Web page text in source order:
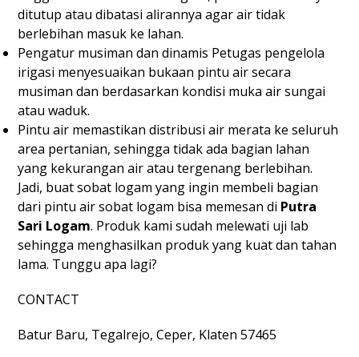
ditutup atau dibatasi alirannya agar air tidak
berlebihan masuk ke lahan.
Pengatur musiman dan dinamis Petugas pengelola
irigasi menyesuaikan bukaan pintu air secara
musiman dan berdasarkan kondisi muka air sungai
atau waduk.
Pintu air memastikan distribusi air merata ke seluruh
area pertanian, sehingga tidak ada bagian lahan
yang kekurangan air atau tergenang berlebihan.
Jadi, buat sobat logam yang ingin membeli bagian
dari pintu air sobat logam bisa memesan di Putra
Sari Logam. Produk kami sudah melewati uji lab
sehingga menghasilkan produk yang kuat dan tahan
lama. Tunggu apa lagi?
CONTACT
Batur Baru, Tegalrejo, Ceper, Klaten 57465